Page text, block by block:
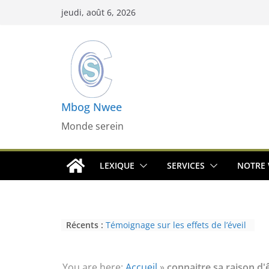
jeudi, août 6, 2026
Mbog Nwee
Monde serein
LEXIQUE SERVICES NOTRE
Récents : Témoignage sur les effets de l’éveil
(2nde partie) : le paranormal